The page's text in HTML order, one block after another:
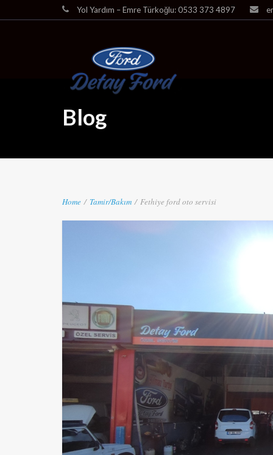
Yol Yardım – Emre Türkoğlu: 0533 373 4897
Blog
Home / Tamir/Bakım / Fethiye ford oto servisi